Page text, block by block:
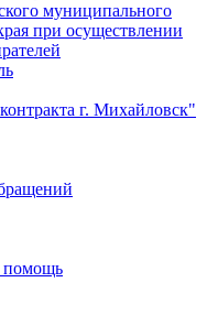
муниципального
при осуществлении
г. Михайловск"
помощь